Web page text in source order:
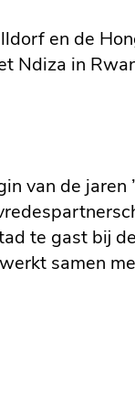
en de
Ndiza in
van de jaren
te gast bij
samen